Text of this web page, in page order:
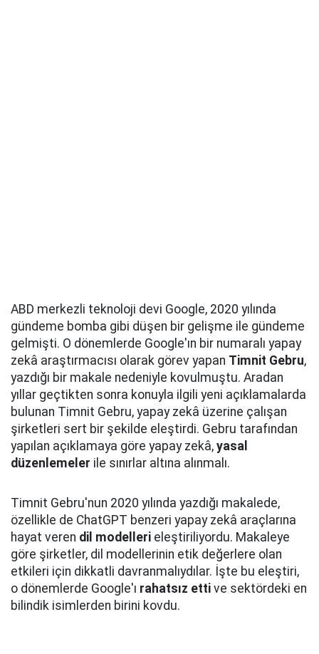
ABD merkezli teknoloji devi Google, 2020 yılında
gündeme bomba gibi düşen bir gelişme ile gündeme
gelmişti. O dönemlerde Google'ın bir numaralı yapay
zekâ araştırmacısı olarak görev yapan Timnit Gebru,
yazdığı bir makale nedeniyle kovulmuştu. Aradan
yıllar geçtikten sonra konuyla ilgili yeni açıklamalarda
bulunan Timnit Gebru, yapay zekâ üzerine çalışan
şirketleri sert bir şekilde eleştirdi. Gebru tarafından
yapılan açıklamaya göre yapay zekâ, yasal
düzenlemeler ile sınırlar altına alınmalı.
Timnit Gebru'nun 2020 yılında yazdığı makalede,
özellikle de ChatGPT benzeri yapay zekâ araçlarına
hayat veren dil modelleri eleştiriliyordu. Makaleye
göre şirketler, dil modellerinin etik değerlere olan
etkileri için dikkatli davranmalıydılar. İşte bu eleştiri,
o dönemlerde Google'ı rahatsız etti ve sektördeki en
bilindik isimlerden birini kovdu.